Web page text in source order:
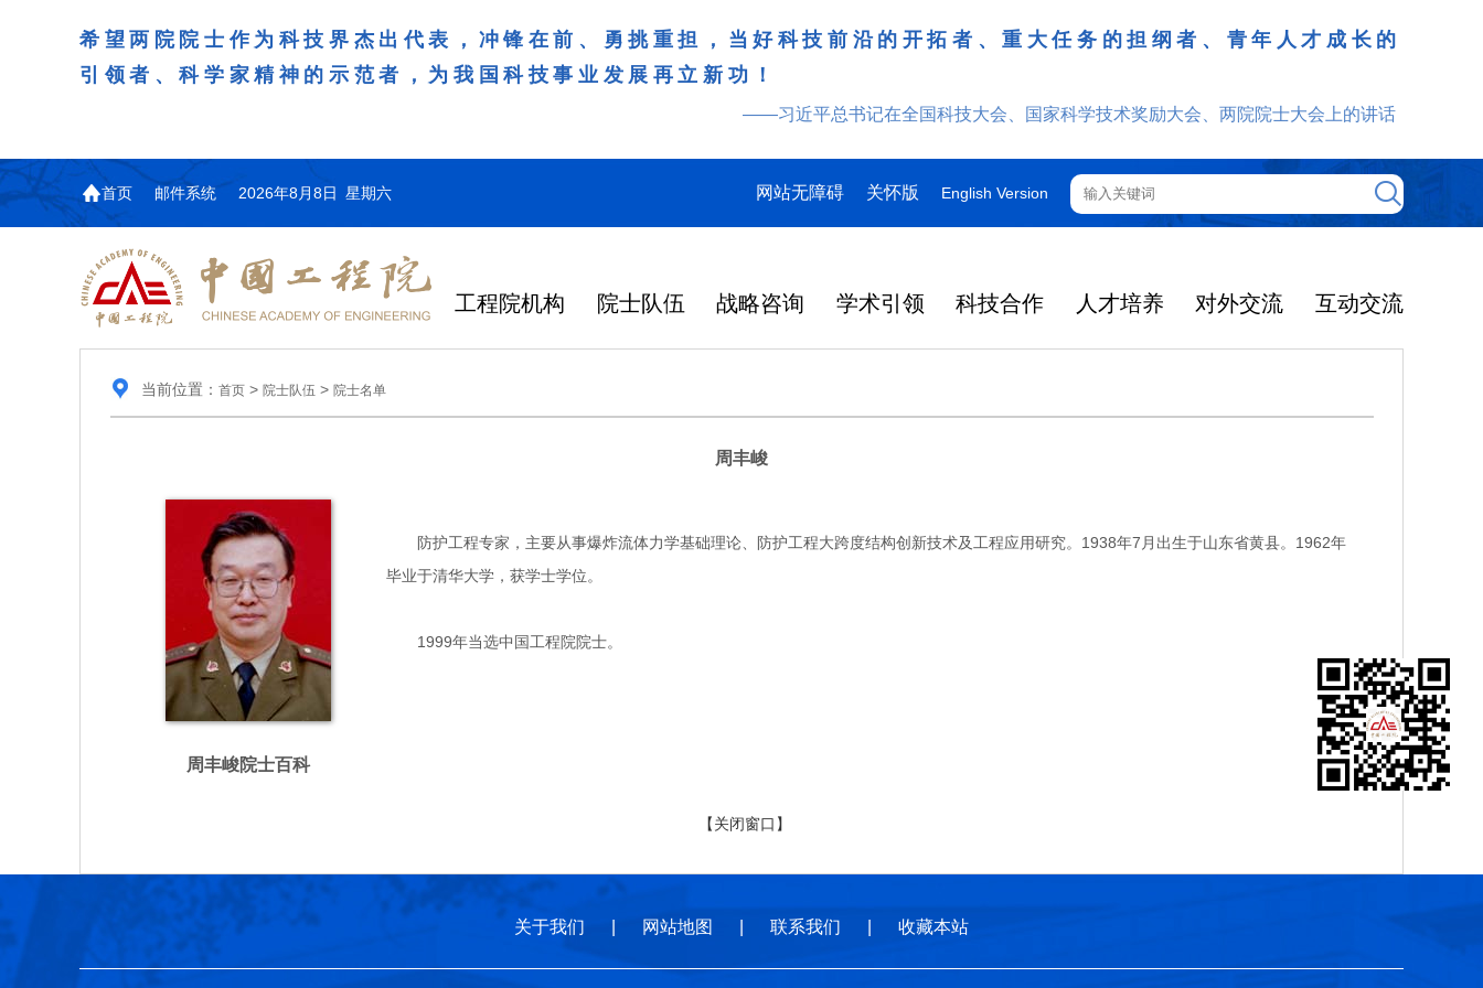
希望两院院士作为科技界杰出代表，冲锋在前、勇挑重担，当好科技前沿的开拓者、重大任务的担纲者、青年人才成长的
引领者、科学家精神的示范者，为我国科技事业发展再立新功！
——习近平总书记在全国科技大会、国家科学技术奖励大会、两院院士大会上的讲话
首页 邮件系统 2026年8月8日 星期六 网站无障碍 关怀版 English Version
工程院机构 院士队伍 战略咨询 学术引领 科技合作 人才培养 对外交流 互动交流
当前位置： 首页> 院士队伍 > 院士名单
周丰峻
周丰峻院士百科
防护工程专家，主要从事爆炸流体力学基础理论、防护工程大跨度结构创新技术及工程应用研究。1938年7月出生于山东省黄县。1962年
毕业于清华大学，获学士学位。
1999年当选中国工程院院士。
【关闭窗口】
关于我们 网站地图 联系我们 收藏本站